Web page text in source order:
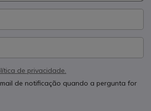
de privacidade.
mail de notificação quando a pergunta for